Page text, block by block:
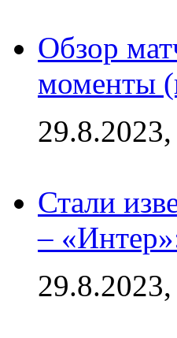
Обзор
моменты
Стали
–